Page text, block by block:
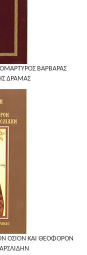
ΒΑΡΒΑΡΑΣ
ΔΡΑΜΑΣ
ΟΣΙΟΝ ΚΑΙ ΘΕΟΦΟΡΟΝ